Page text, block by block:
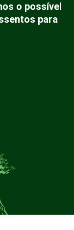
o possível
para